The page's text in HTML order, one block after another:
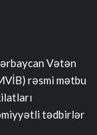
Vətən
rəsmi mətbu
tədbirlər